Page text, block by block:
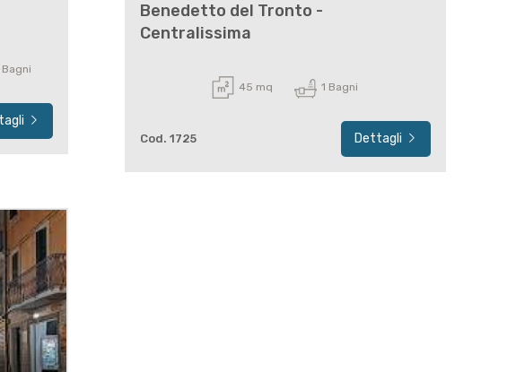
Bagni
Benedetto del Tronto -
Centralissima
45 mq 1 Bagni
Cod. 1725 Dettagli